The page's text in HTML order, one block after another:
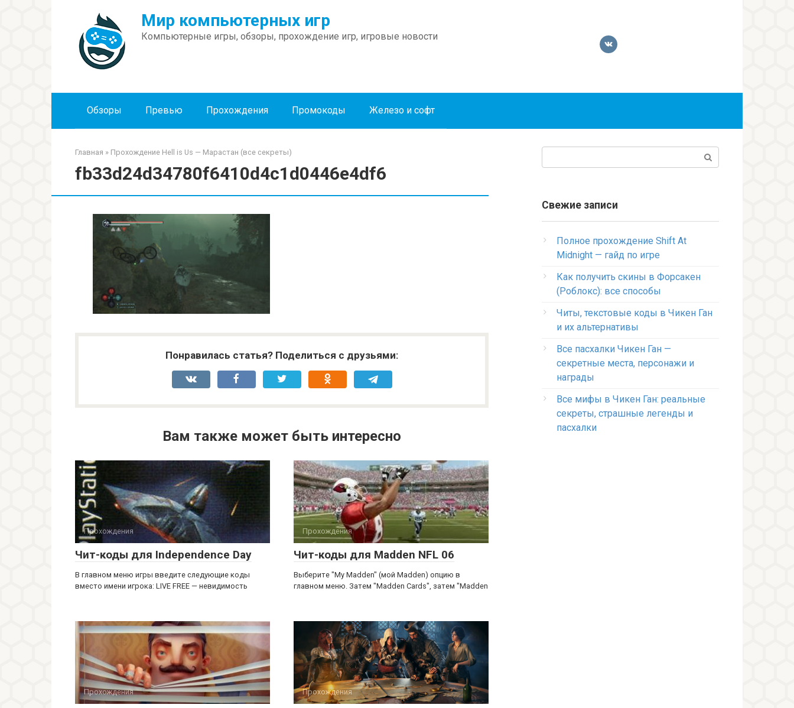
Мир компьютерных игр
Компьютерные игры, обзоры, прохождение игр, игровые новости
Обзоры Превью Прохождения Промокоды Железо и софт
Главная » Прохождение Hell is Us — Марастан (все секреты)
fb33d24d34780f6410d4c1d0446e4df6
Понравилась статья? Поделиться с друзьями:
Вам также может быть интересно
Прохождения
Чит-коды для Independence Day
В главном меню игры введите следующие коды
вместо имени игрока: LIVE FREE — невидимость
Прохождения
Чит-коды для Madden NFL 06
Выберите "My Madden" (мой Madden) опцию в
главном меню. Затем "Madden Cards", затем "Madden
Прохождения Прохождения
Свежие записи
Полное прохождение Shift At
Midnight — гайд по игре
Как получить скины в Форсакен
(Роблокс): все способы
Читы, текстовые коды в Чикен Ган
и их альтернативы
Все пасхалки Чикен Ган —
секретные места, персонажи и
награды
Все мифы в Чикен Ган: реальные
секреты, страшные легенды и
пасхалки